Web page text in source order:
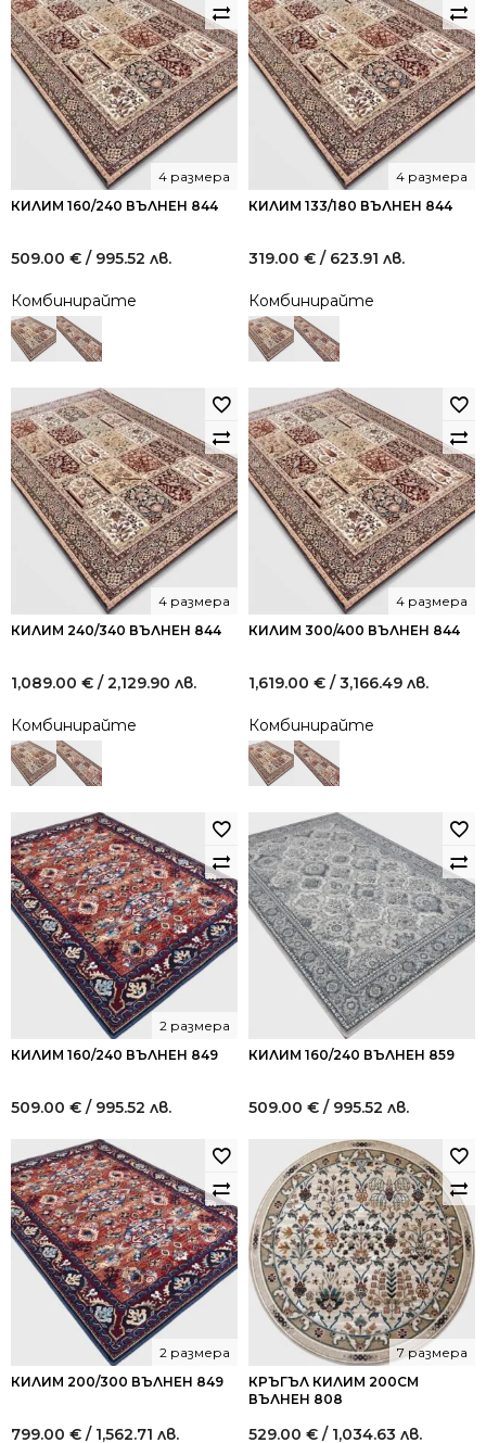
КИЛИМ 160/240 ВЪЛНЕН 844
4 размера
509.00 € / 995.52 лв.
Комбинирайте
КИЛИМ 133/180 ВЪЛНЕН 844
4 размера
319.00 € / 623.91 лв.
Комбинирайте
КИЛИМ 240/340 ВЪЛНЕН 844
4 размера
1,089.00 € / 2,129.90 лв.
Комбинирайте
КИЛИМ 300/400 ВЪЛНЕН 844
4 размера
1,619.00 € / 3,166.49 лв.
Комбинирайте
КИЛИМ 160/240 ВЪЛНЕН 849
2 размера
509.00 € / 995.52 лв.
КИЛИМ 160/240 ВЪЛНЕН 859
509.00 € / 995.52 лв.
КИЛИМ 200/300 ВЪЛНЕН 849
2 размера
799.00 € / 1,562.71 лв.
КРЪГЪЛ КИЛИМ 200СМ
ВЪЛНЕН 808
7 размера
529.00 € / 1,034.63 лв.